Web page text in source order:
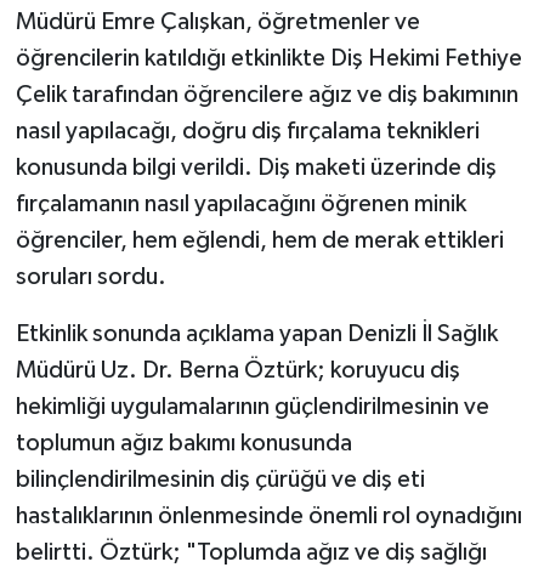
Müdürü Emre Çalışkan, öğretmenler ve
öğrencilerin katıldığı etkinlikte Diş Hekimi Fethiye
Çelik tarafından öğrencilere ağız ve diş bakımının
nasıl yapılacağı, doğru diş fırçalama teknikleri
konusunda bilgi verildi. Diş maketi üzerinde diş
fırçalamanın nasıl yapılacağını öğrenen minik
öğrenciler, hem eğlendi, hem de merak ettikleri
soruları sordu.
Etkinlik sonunda açıklama yapan Denizli İl Sağlık
Müdürü Uz. Dr. Berna Öztürk; koruyucu diş
hekimliği uygulamalarının güçlendirilmesinin ve
toplumun ağız bakımı konusunda
bilinçlendirilmesinin diş çürüğü ve diş eti
hastalıklarının önlenmesinde önemli rol oynadığını
belirtti. Öztürk; "Toplumda ağız ve diş sağlığı